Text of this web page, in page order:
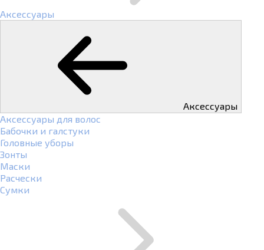
Аксессуары
Аксессуары
Аксессуары для волос
Бабочки и галстуки
Головные уборы
Зонты
Маски
Расчески
Сумки